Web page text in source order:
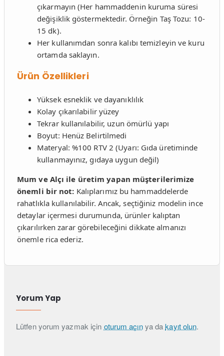
çıkarmayın (Her hammaddenin kuruma süresi
değişiklik göstermektedir. Örneğin Taş Tozu: 10-
15 dk).
Her kullanımdan sonra kalıbı temizleyin ve kuru
ortamda saklayın.
Ürün Özellikleri
Yüksek esneklik ve dayanıklılık
Kolay çıkarılabilir yüzey
Tekrar kullanılabilir, uzun ömürlü yapı
Boyut: Henüz Belirtilmedi
Materyal: %100 RTV 2 (Uyarı: Gıda üretiminde
kullanmayınız, gıdaya uygun değil)
Mum ve Alçı ile üretim yapan müşterilerimize
önemli bir not: Kalıplarımız bu hammaddelerde
rahatlıkla kullanılabilir. Ancak, seçtiğiniz modelin ince
detaylar içermesi durumunda, ürünler kalıptan
çıkarılırken zarar görebileceğini dikkate almanızı
önemle rica ederiz.
Yorum Yap
Lütfen yorum yazmak için oturum açınya dakayıt olun.